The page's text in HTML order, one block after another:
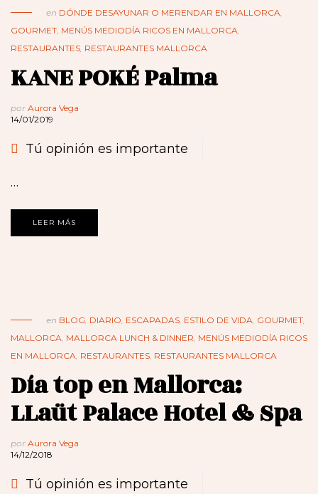
en DÓNDE DESAYUNAR O MERENDAR EN MALLORCA,
GOURMET, MENÚS MEDIODÍA RICOS EN MALLORCA,
RESTAURANTES, RESTAURANTES MALLORCA
KANE POKÉ Palma
por Aurora Vega
14/01/2019
Tú opinión es importante
…
LEER MÁS
en BLOG, DIARIO, ESCAPADAS, ESTILO DE VIDA, GOURMET,
MALLORCA, MALLORCA LUNCH & DINNER, MENÚS MEDIODÍA RICOS
EN MALLORCA, RESTAURANTES, RESTAURANTES MALLORCA
Día top en Mallorca:
LLaüt Palace Hotel & Spa
por Aurora Vega
14/12/2018
Tú opinión es importante